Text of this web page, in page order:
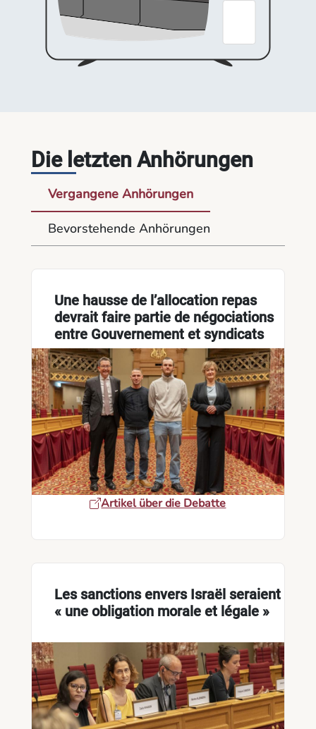
Die letzten Anhörungen
Vergangene Anhörungen
Bevorstehende Anhörungen
Une hausse de l’allocation repas
devrait faire partie de négociations
entre Gouvernement et syndicats
Artikel über die Debatte
Les sanctions envers Israël seraient
« une obligation morale et légale »